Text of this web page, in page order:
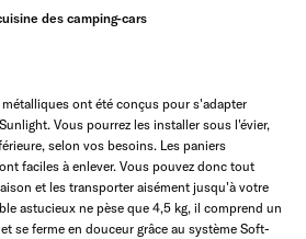
des camping-cars
ont été conçus pour s'adapter
Vous pourrez les installer sous l'évier,
selon vos besoins. Les paniers
faciles à enlever. Vous pouvez donc tout
et les transporter aisément jusqu'à votre
astucieux ne pèse que 4,5 kg, il comprend un
se ferme en douceur grâce au système Soft-